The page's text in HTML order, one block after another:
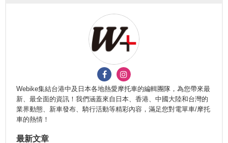
Webike集結台港中及日本各地熱愛摩托車的編輯團隊，為您帶來最
新、最全面的資訊！我們涵蓋來自日本、香港、中國大陸和台灣的
業界動態、新車發布、騎行活動等精彩內容，滿足您對電單車/摩托
車的熱情！
最新文章